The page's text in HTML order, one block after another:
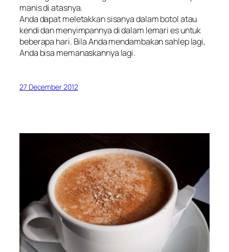
manis di atasnya.
Anda dapat meletakkan sisanya dalam botol atau
kendi dan menyimpannya di dalam lemari es untuk
beberapa hari. Bila Anda mendambakan sahlep lagi,
Anda bisa memanaskannya lagi.
27 December 2012